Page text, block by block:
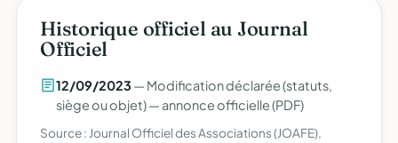
Historique officiel au Journal
Officiel
12/09/2023— Modification déclarée (statuts,
siège ou objet) — annonce officielle (PDF)
Source : Journal Officiel des Associations (JOAFE),